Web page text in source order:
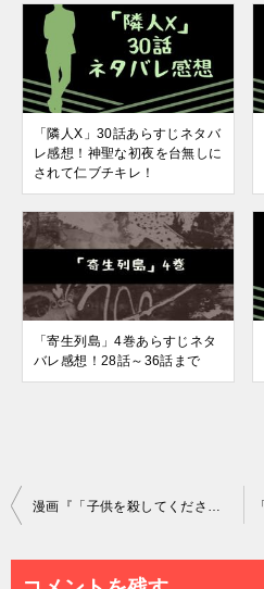
「隣人X」30話あらすじネタバ
レ感想！神聖な初夜を台無しに
されて仁ブチキレ！
「寄生列島」4巻あらすじネタ
バレ感想！28話～36話まで
投
漫画『「子供を殺してください」という親たち』9巻あらすじネタバレ感想！